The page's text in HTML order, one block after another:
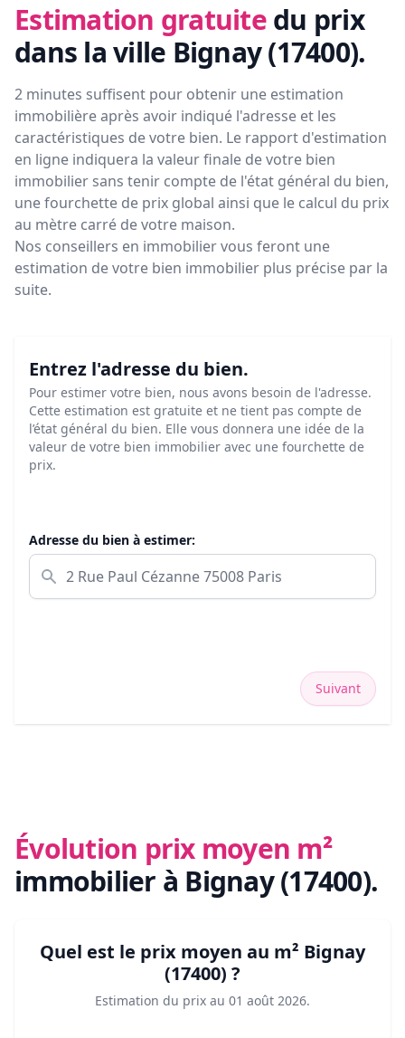
Estimation gratuite du prix
dans la ville Bignay (17400).
2 minutes suffisent pour obtenir une estimation
immobilière après avoir indiqué l'adresse et les
caractéristiques de votre bien. Le rapport d'estimation
en ligne indiquera la valeur finale de votre bien
immobilier sans tenir compte de l'état général du bien,
une fourchette de prix global ainsi que le calcul du prix
au mètre carré de votre maison.
Nos conseillers en immobilier vous feront une
estimation de votre bien immobilier plus précise par la
suite.
Entrez l'adresse du bien.
Pour estimer votre bien, nous avons besoin de l'adresse.
Cette estimation est gratuite et ne tient pas compte de
l’état général du bien. Elle vous donnera une idée de la
valeur de votre bien immobilier avec une fourchette de
prix.
Adresse du bien à estimer:
Suivant
Évolution prix moyen m²
immobilier à Bignay (17400).
Quel est le prix moyen au m² Bignay
(17400) ?
Estimation du prix au 01 août 2026.